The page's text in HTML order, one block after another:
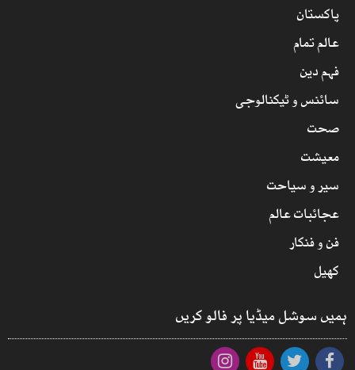
پاکستان
عالم تمام
فہم دین
سائنس و ٹیکنالوجی
صحت
معیشت
سیر و سیاحت
عجائبات عالم
فن و فنکار
کھیل
ہمیں سوشل میڈیا پر فالو کریں